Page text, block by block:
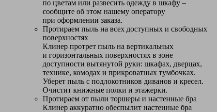
по цветам или развесить одежду в шкафу –
сообщите об этом нашему оператору
при оформлении заказа.
Протираем пыль на всех доступных и свободных
поверхностях
Клинер протрет пыль на вертикальных
и горизонтальных поверхностях в зоне
доступности вытянутой руки: шкафах, дверцах,
технике, комодах и прикроватных тумбочках.
Уберет пыль с подлокотников диванов и кресел.
Очистит книжные полки и этажерки.
Протираем от пыли торшеры и настенные бра
Клинер аккуратно обеспылит настенные бра